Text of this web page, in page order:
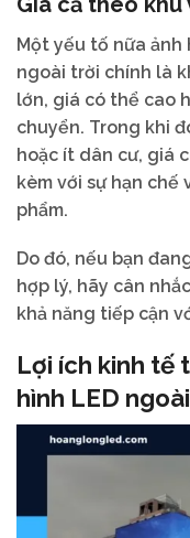
Một yếu tố nữa ảnh
ngoài trời chính là
lớn, giá có thể cao
chuyển. Trong khi
hoặc ít dân cư, giá
kèm với sự hạn chế
phẩm.
Do đó, nếu bạn
hợp lý, hãy cân
khả năng tiếp cận
Lợi ích kinh tế
hình LED